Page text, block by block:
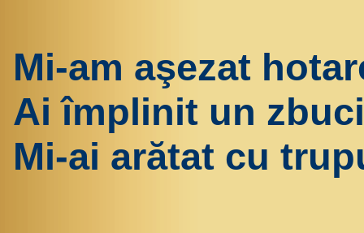
Mi-am aşezat
Ai împlinit un
Mi-ai arătat cu